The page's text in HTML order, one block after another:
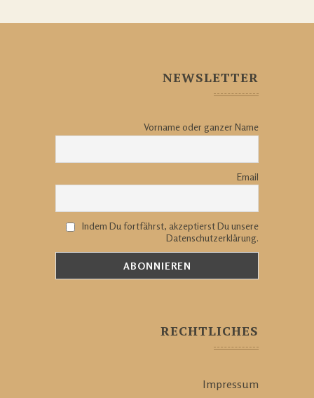
NEWSLETTER
Vorname oder ganzer Name
Email
Indem Du fortfährst, akzeptierst Du unsere
Datenschutzerklärung.
RECHTLICHES
Impressum